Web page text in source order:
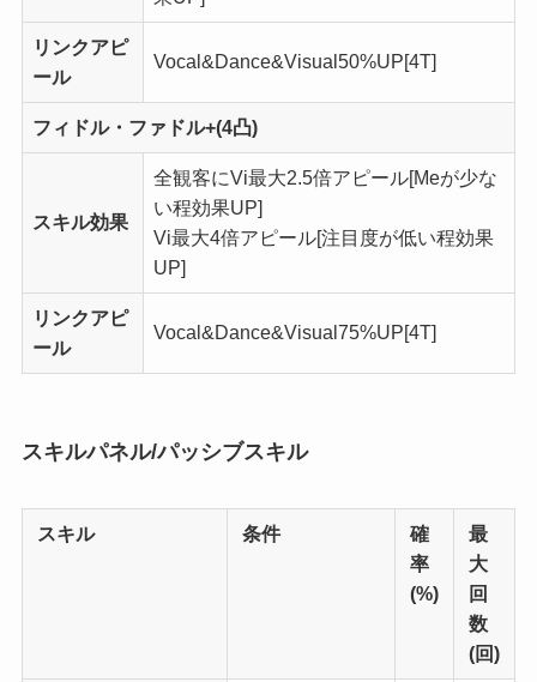
リンクアピ
ール
Vocal &Dance&Visual 50%UP[4T]
フィドル・ファドル+(4凸)
スキル効果
全観客にVi最大2.5倍アピール[Meが少な
い程効果UP]
Vi最大4倍アピール[注目度が低い程効果
UP]
リンクアピ
ール
Vocal &Dance&Visual 75%UP[4T]
スキルパネル/パッシブスキル
スキル 条件
確
率
(%)
最
大
回
数
(回)